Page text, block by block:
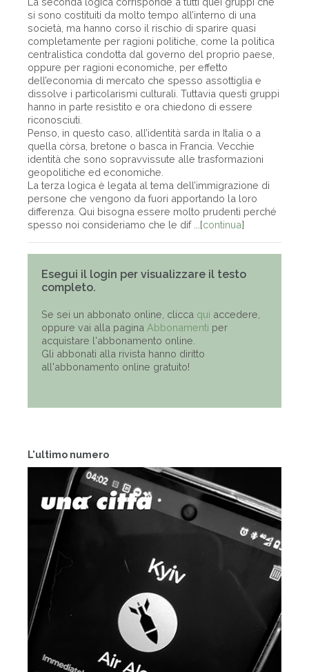
L'ultimo numero
si sono costituiti da molto tempo all’interno di una
società, ma hanno corso il rischio di sparire quasi
completamente per ragioni politiche, come la politica
centralistica condotta dal governo del proprio paese,
oppure per ragioni economiche, per effetto
dell’economia di mercato che spesso assottiglia e
dissolve i particolarismi culturali. Tuttavia questi gruppi
hanno in parte resistito e ora chiedono di essere
riconosciuti.
Penso, in questo caso, all’identità sarda in Italia o a
quella còrsa, bretone o basca in Francia. Vecchie
identità che sono sopravvissute alle trasformazioni
geopolitiche ed economiche.
La terza logica è legata al tema dell’immigrazione di
persone che vengono da fuori apportando la loro
differenza. Qui bisogna essere molto prudenti perché
spesso noi consideriamo che le dif ...[continua]
Esegui il login per visualizzare il testo
completo.
Se sei un abbonato online, clicca qui accedere,
oppure vai alla pagina Abbonamenti per
acquistare l'abbonamento online.
Gli abbonati alla rivista hanno diritto
all'abbonamento online gratuito!